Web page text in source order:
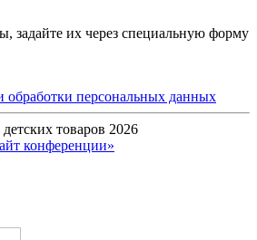
задайте их через специальную форму
персональных данных
товаров 2026
конференции»